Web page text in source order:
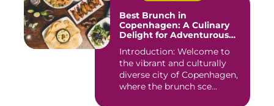
Best Brunch in
Copenhagen: A Culinary
Delight for Adventurous
Introduction: Welcome to
the vibrant and culturally
diverse city of Copenhagen,
where the brunch sce...